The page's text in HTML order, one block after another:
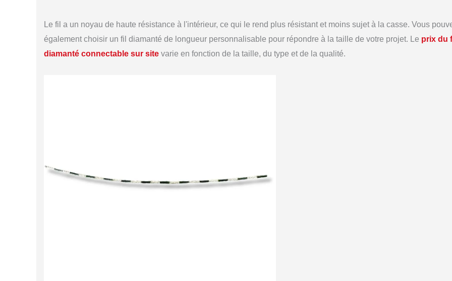
Le fil a un noyau de haute résistance à l'intérieur, ce qui le rend plus résistant et moins sujet à la casse. Vous
également choisir un fil diamanté de longueur personnalisable pour répondre à la taille de votre projet. Le prix du
diamanté connectable sur site varie en fonction de la taille, du type et de la qualité.